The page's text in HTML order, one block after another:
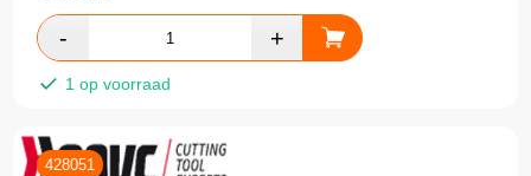
1 op voorraad
428051